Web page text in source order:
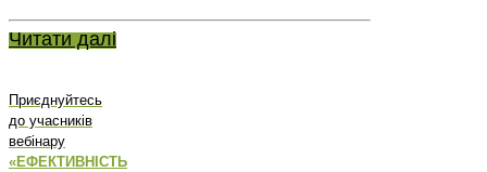
Читати далі
Приєднуйтесь
до учасників
вебінару
«ЕФЕКТИВНІСТЬ